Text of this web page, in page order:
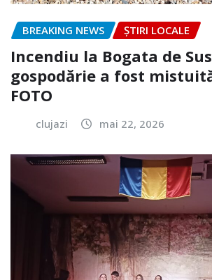
BREAKING NEWS ȘTIRI LOCALE
Incendiu la Bogata de
gospodărie a fost
FOTO
clujazi mai 22, 2026